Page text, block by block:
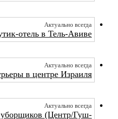
Актуально всегда
отель в Тель-Авиве
Актуально всегда
в центре Израиля
Актуально всегда
уборщиков (Центр/Гуш-